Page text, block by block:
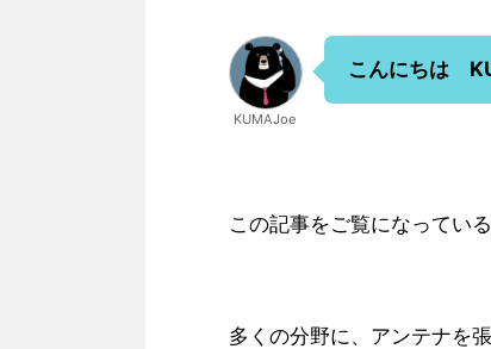
KUMAJoe
こんにちは
この記事をご覧になってい
多くの分野に、アンテナを